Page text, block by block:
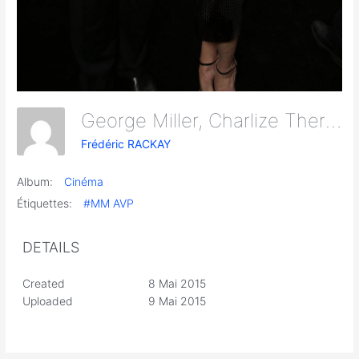
George Miller, Charlize Theron
Frédéric RACKAY
Album:
Cinéma
Étiquettes:
#MM AVP
DETAILS
Created
8 Mai 2015
Uploaded
9 Mai 2015